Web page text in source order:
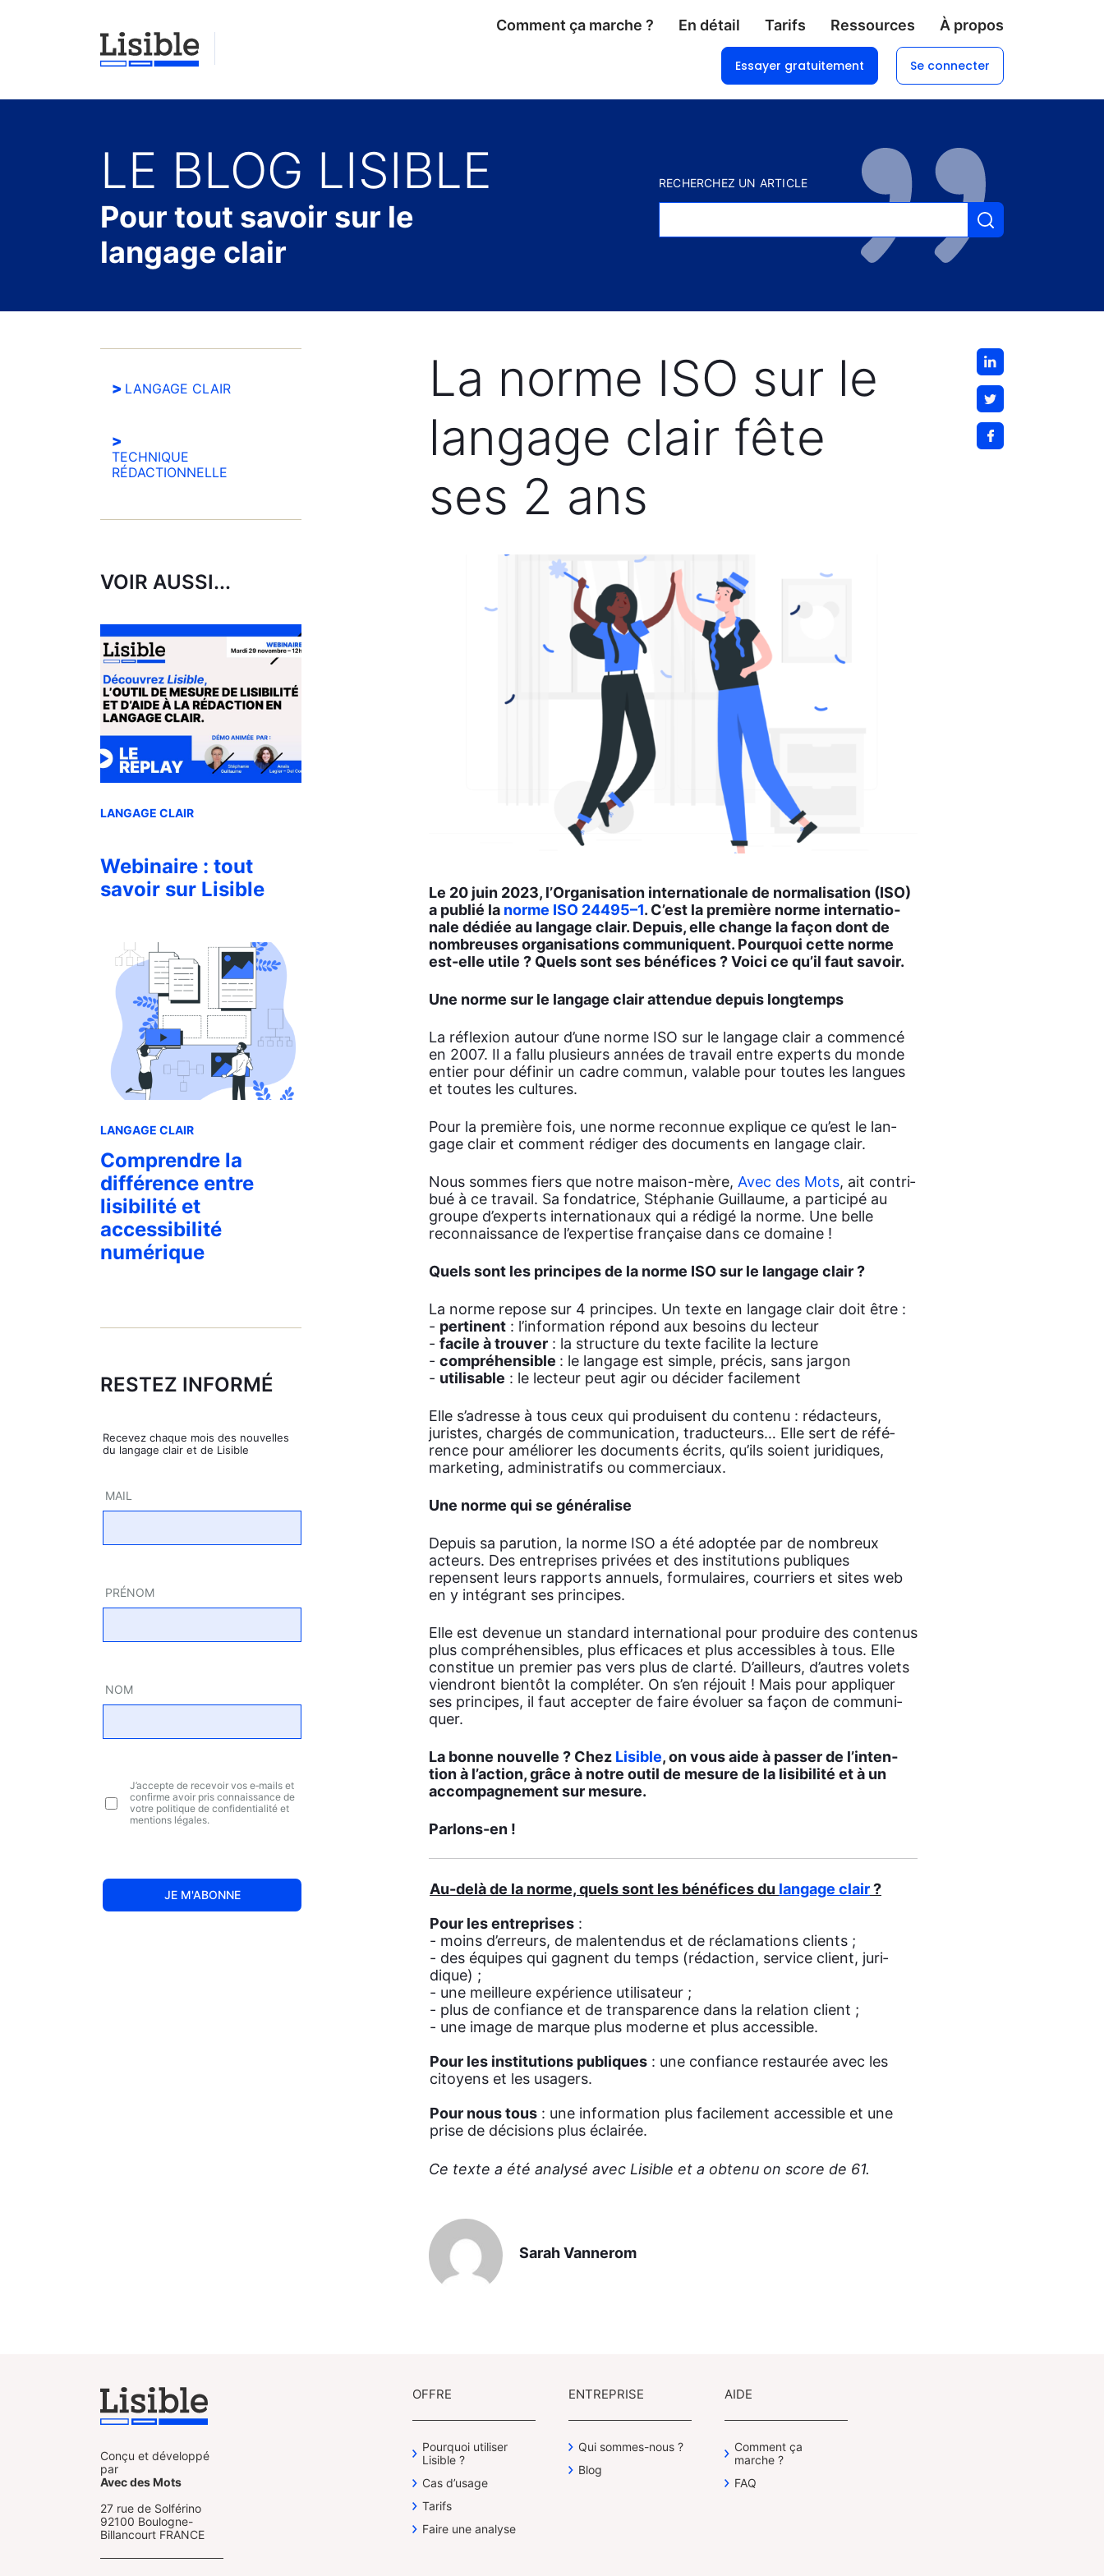
Comment ça marche ? En détail Tarifs Ressources À propos
Essayer gratuitement Se connecter
LE BLOG LISIBLE
Pour tout savoir sur le
langage clair
RECHERCHEZ UN ARTICLE
LANGAGE CLAIR
TECHNIQUE
RÉDACTIONNELLE
VOIR AUSSI...
LANGAGE CLAIR
Webinaire : tout
savoir sur Lisible
LANGAGE CLAIR
Comprendre la
différence entre
lisibilité et
accessibilité
numérique
RESTEZ INFORMÉ
Rece­vez chaque mois des nou­velles
du lan­gage clair et de Lisible
MAIL
PRÉ­NOM
NOM
J’ac­cepte de rece­voir vos e‑mails et
confirme avoir pris connais­sance de
votre poli­tique de confi­den­tia­li­té et
men­tions légales.
La norme ISO sur le
langage clair fête
ses 2 ans
Le 20 juin 2023, l’Or­ga­ni­sa­tion inter­na­tio­nale de nor­ma­li­sa­tion (ISO)
a publié la norme ISO 24495–1. C’est la pre­mière norme inter­na­tio­
nale dédiée au lan­gage clair. Depuis, elle change la façon dont de
nom­breuses orga­ni­sa­tions com­mu­niquent. Pour­quoi cette norme
est-elle utile ? Quels sont ses béné­fices ? Voi­ci ce qu’il faut savoir.
Une norme sur le lan­gage clair atten­due depuis long­temps
La réflexion autour d’une norme ISO sur le lan­gage clair a com­men­cé
en 2007. Il a fal­lu plu­sieurs années de tra­vail entre experts du monde
entier pour défi­nir un cadre com­mun, valable pour toutes les langues
et toutes les cultures.
Pour la pre­mière fois, une norme recon­nue explique ce qu’est le lan­
gage clair et com­ment rédi­ger des docu­ments en lan­gage clair.
Nous sommes fiers que notre mai­son-mère, Avec des Mots, ait contri­
bué à ce tra­vail. Sa fon­da­trice, Sté­pha­nie Guillaume, a par­ti­ci­pé au
groupe d’ex­perts inter­na­tio­naux qui a rédi­gé la norme. Une belle
recon­nais­sance de l’ex­per­tise fran­çaise dans ce domaine !
Quels sont les prin­cipes de la norme ISO sur le lan­gage clair ?
La norme repose sur 4 prin­cipes. Un texte en lan­gage clair doit être :
- per­ti­nent : l’information répond aux besoins du lec­teur
- facile à trou­ver : la struc­ture du texte faci­lite la lec­ture
- com­pré­hen­sible : le lan­gage est simple, pré­cis, sans jar­gon
- uti­li­sable : le lec­teur peut agir ou déci­der faci­le­ment
Elle s’a­dresse à tous ceux qui pro­duisent du conte­nu : rédac­teurs,
juristes, char­gés de com­mu­ni­ca­tion, tra­duc­teurs… Elle sert de réfé­
rence pour amé­lio­rer les docu­ments écrits, qu’ils soient juri­diques,
mar­ke­ting, admi­nis­tra­tifs ou com­mer­ciaux.
Une norme qui se géné­ra­lise
Depuis sa paru­tion, la norme ISO a été adop­tée par de nom­breux
acteurs. Des entre­prises pri­vées et des ins­ti­tu­tions publiques
repensent leurs rap­ports annuels, for­mu­laires, cour­riers et sites web
en y inté­grant ses prin­cipes.
Elle est deve­nue un stan­dard inter­na­tio­nal pour pro­duire des conte­nus
plus com­pré­hen­sibles, plus effi­caces et plus acces­sibles à tous. Elle
consti­tue un pre­mier pas vers plus de clar­té. D’ailleurs, d’autres volets
vien­dront bien­tôt la com­plé­ter. On s’en réjouit ! Mais pour appli­quer
ses prin­cipes, il faut accep­ter de faire évo­luer sa façon de com­mu­ni­
quer.
La bonne nou­velle ? Chez Lisible, on vous aide à pas­ser de l’in­ten­
tion à l’ac­tion, grâce à notre outil de mesure de la lisi­bi­li­té et à un
accom­pa­gne­ment sur mesure.
Par­lons-en !
Au-delà de la norme, quels sont les béné­fices du lan­gage clair?
Pour les entre­prises :
- moins d’er­reurs, de mal­en­ten­dus et de récla­ma­tions clients ;
- des équipes qui gagnent du temps (rédac­tion, ser­vice client, juri­
dique) ;
- une meilleure expé­rience uti­li­sa­teur ;
- plus de confiance et de trans­pa­rence dans la rela­tion client ;
- une image de marque plus moderne et plus acces­sible.
Pour les ins­ti­tu­tions publiques : une confiance res­tau­rée avec les
citoyens et les usa­gers.
Pour nous tous : une infor­ma­tion plus faci­le­ment acces­sible et une
prise de déci­sions plus éclai­rée.
Ce texte a été ana­ly­sé avec Lisible et a obte­nu on score de 61.
Sarah Vannerom
Conçu et développé
par
Avec des Mots
27 rue de Solférino
92100 Boulogne-
Billancourt FRANCE
OFFRE
Pourquoi utiliser
Lisible ?
Cas d’usage
Tarifs
Faire une analyse
ENTREPRISE
Qui sommes-nous ?
Blog
AIDE
Comment ça
marche ?
FAQ